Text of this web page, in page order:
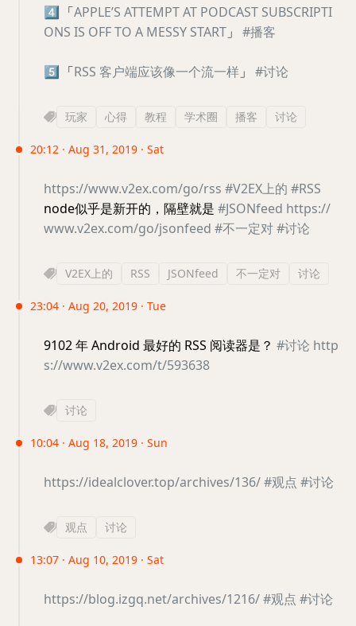
4️⃣ 「APPLE’S ATTEMPT AT PODCAST SUBSCRIPTI
ONS IS OFF TO A MESSY START 」 #播客
5️⃣ 「RSS 客户端应该像一个流一样 」 #讨论
玩家 心得 教程 学术圈 播客 讨论
20:12 · Aug 31, 2019 · Sat
https://www.v2ex.com/go/rss #V2EX上的 #RSS
node似乎是新开的，隔壁就是 #JSONfeed https://
www.v2ex.com/go/jsonfeed #不一定对#讨论
V2EX上的 RSS JSONfeed 不一定对 讨论
23:04 · Aug 20, 2019 · Tue
9102 年 Android 最好的 RSS 阅读器是？ #讨论 http
s://www.v2ex.com/t/593638
讨论
10:04 · Aug 18, 2019 · Sun
https://idealclover.top/archives/136/#观点 #讨论
观点 讨论
13:07 · Aug 10, 2019 · Sat
https://blog.izgq.net/archives/1216/#观点 #讨论